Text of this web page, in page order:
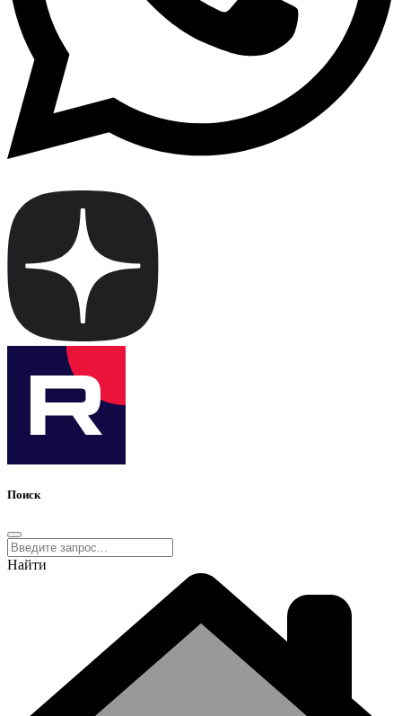
Поиск
Найти